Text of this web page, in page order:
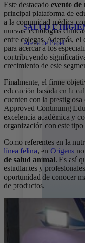
SALUD E
Arena de Papel
Este destacado evento de
principal plataforma de
a la comunidad médica
nuevas tecnologías
entre colegas. Además, el
para acercar a los
contribuyendo
crecimiento de este
Finalmente, el firme
educación basada en la
cuenten con la
Approved Continuing
excelencia académica y
organización con este
Como referentes en la
línea felina, en Origens
de salud animal. Es así
estudiantes y
oportunidad de conocer
de productos.